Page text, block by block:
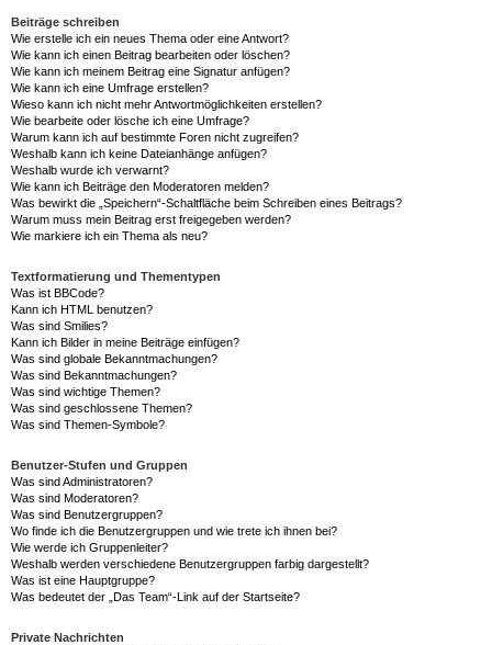
Beiträge schreiben
Wie erstelle ich ein neues Thema oder eine Antwort?
Wie kann ich einen Beitrag bearbeiten oder löschen?
Wie kann ich meinem Beitrag eine Signatur anfügen?
Wie kann ich eine Umfrage erstellen?
Wieso kann ich nicht mehr Antwortmöglichkeiten erstellen?
Wie bearbeite oder lösche ich eine Umfrage?
Warum kann ich auf bestimmte Foren nicht zugreifen?
Weshalb kann ich keine Dateianhänge anfügen?
Weshalb wurde ich verwarnt?
Wie kann ich Beiträge den Moderatoren melden?
Was bewirkt die „Speichern“-Schaltfläche beim Schreiben eines Beitrags?
Warum muss mein Beitrag erst freigegeben werden?
Wie markiere ich ein Thema als neu?
Textformatierung und Thementypen
Was ist BBCode?
Kann ich HTML benutzen?
Was sind Smilies?
Kann ich Bilder in meine Beiträge einfügen?
Was sind globale Bekanntmachungen?
Was sind Bekanntmachungen?
Was sind wichtige Themen?
Was sind geschlossene Themen?
Was sind Themen-Symbole?
Benutzer-Stufen und Gruppen
Was sind Administratoren?
Was sind Moderatoren?
Was sind Benutzergruppen?
Wo finde ich die Benutzergruppen und wie trete ich ihnen bei?
Wie werde ich Gruppenleiter?
Weshalb werden verschiedene Benutzergruppen farbig dargestellt?
Was ist eine Hauptgruppe?
Was bedeutet der „Das Team“-Link auf der Startseite?
Private Nachrichten